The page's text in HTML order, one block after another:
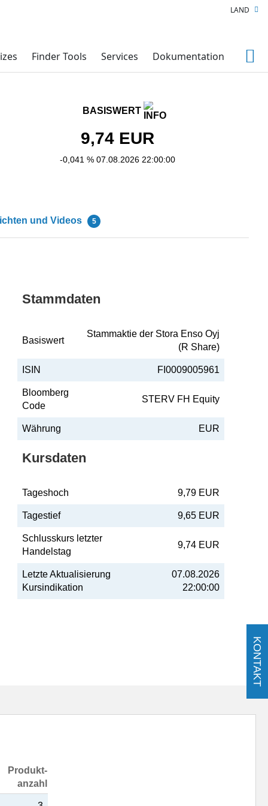
Finder Tools Services Dokumentation
LAND
BASISWERT
9,74 EUR
-0,041 % 07.08.2026 22:00:00
und Videos 5
Stammdaten
Basiswert
Stammaktie der Stora Enso Oyj
(R Share)
ISIN FI0009005961
Bloomberg
Code
STERV FH Equity
Währung EUR
Kursdaten
Tageshoch 9,79 EUR
Tagestief 9,65 EUR
Schlusskurs letzter
Handelstag
9,74 EUR
Letzte Aktualisierung
Kursindikation
07.08.2026
22:00:00
Produkt-
anzahl
KONTAKT